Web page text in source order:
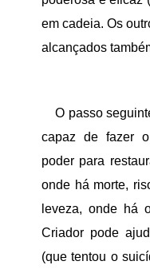
em cadeia. Os
alcançados
O passo
capaz de fazer
poder para
onde há morte,
leveza, onde há
Criador pode
(que tentou o